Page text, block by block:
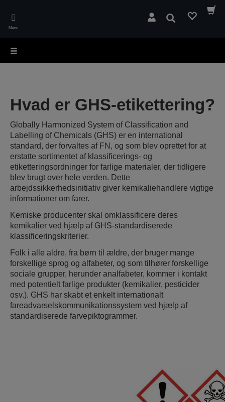
main
Menu
Søg
Hvad er GHS-etikettering?
Globally Harmonized System of Classification and
Labelling of Chemicals (GHS) er en international
standard, der forvaltes af FN, og som blev oprettet for at
erstatte sortimentet af klassificerings- og
etiketteringsordninger for farlige materialer, der tidligere
blev brugt over hele verden. Dette
arbejdssikkerhedsinitiativ giver kemikaliehandlere vigtige
informationer om farer.
Kemiske producenter skal omklassificere deres
kemikalier ved hjælp af GHS-standardiserede
klassificeringskriterier.
Folk i alle aldre, fra børn til ældre, der bruger mange
forskellige sprog og alfabeter, og som tilhører forskellige
sociale grupper, herunder analfabeter, kommer i kontakt
med potentielt farlige produkter (kemikalier, pesticider
osv.). GHS har skabt et enkelt internationalt
fareadvarselskommunikationssystem ved hjælp af
standardiserede farvepiktogrammer.